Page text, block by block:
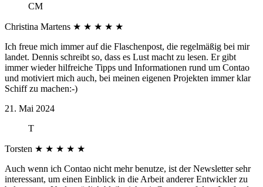
CM
Christina Martens ★ ★ ★ ★ ★
Ich freue mich immer auf die Flaschenpost, die regelmäßig bei mir
landet. Dennis schreibt so, dass es Lust macht zu lesen. Er gibt
immer wieder hilfreiche Tipps und Informationen rund um Contao
und motiviert mich auch, bei meinen eigenen Projekten immer klar
Schiff zu machen:-)
21. Mai 2024
T
Torsten ★ ★ ★ ★ ★
Auch wenn ich Contao nicht mehr benutze, ist der Newsletter sehr
interessant, um einen Einblick in die Arbeit anderer Entwickler zu